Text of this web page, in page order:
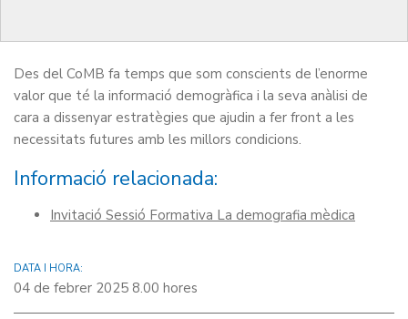
Des del CoMB fa temps que som conscients de l’enorme
valor que té la informació demogràfica i la seva anàlisi de
cara a dissenyar estratègies que ajudin a fer front a les
necessitats futures amb les millors condicions.
Informació relacionada:
Invitació Sessió Formativa La demografia mèdica
DATA I HORA:
04 de febrer 2025 8.00 hores